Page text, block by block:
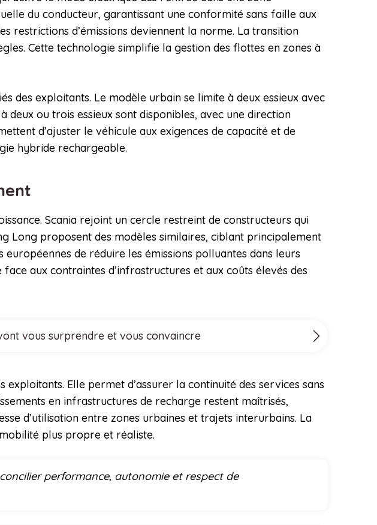
du conducteur, garantissant une conformité sans faille aux
restrictions d’émissions deviennent la norme. La transition
Cette technologie simplifie la gestion des flottes en zones à
des exploitants. Le modèle urbain se limite à deux essieux avec
deux ou trois essieux sont disponibles, avec une direction
d’ajuster le véhicule aux exigences de capacité et de
hybride rechargeable.
Scania rejoint un cercle restreint de constructeurs qui
Long proposent des modèles similaires, ciblant principalement
de réduire les émissions polluantes dans leurs
aux contraintes d’infrastructures et aux coûts élevés des
vous surprendre et vous convaincre
Elle permet d’assurer la continuité des services sans
en infrastructures de recharge restent maîtrisés,
d’utilisation entre zones urbaines et trajets interurbains. La
plus propre et réaliste.
performance, autonomie et respect de